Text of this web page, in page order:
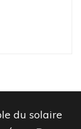
du solaire